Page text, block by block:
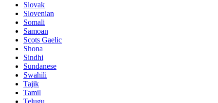
Slovak
Slovenian
Somali
Samoan
Scots Gaelic
Shona
Sindhi
Sundanese
Swahili
Tajik
Tamil
Telugu